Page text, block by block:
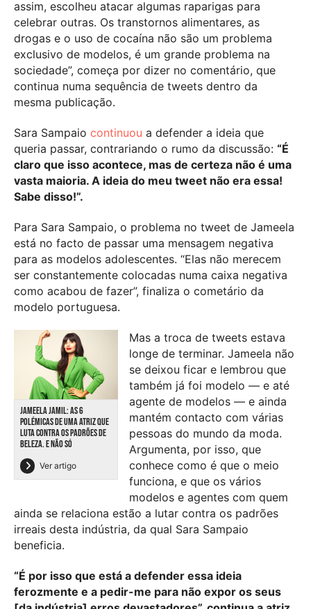
assim, escolheu atacar algumas raparigas para
celebrar outras. Os transtornos alimentares, as
drogas e o uso de cocaína não são um problema
exclusivo de modelos, é um grande problema na
sociedade”, começa por dizer no comentário, que
continua numa sequência de tweets dentro da
mesma publicação.
Sara Sampaio continuou a defender a ideia que
queria passar, contrariando o rumo da discussão: “É
claro que isso acontece, mas de certeza não é uma
vasta maioria. A ideia do meu tweet não era essa!
Sabe disso!”.
Para Sara Sampaio, o problema no tweet de Jameela
está no facto de passar uma mensagem negativa
para as modelos adolescentes. “Elas não merecem
ser constantemente colocadas numa caixa negativa
como acabou de fazer”, finaliza o cometário da
modelo portuguesa.
JAMEELA JAMIL: AS 6
POLÉMICAS DE UMA ATRIZ QUE
LUTA CONTRA OS PADRÕES DE
BELEZA. E NÃO SÓ
Ver artigo
Mas a troca de tweets estava
longe de terminar. Jameela não
se deixou ficar e lembrou que
também já foi modelo — e até
agente de modelos — e ainda
mantém contacto com várias
pessoas do mundo da moda.
Argumenta, por isso, que
conhece como é que o meio
funciona, e que os vários
modelos e agentes com quem
ainda se relaciona estão a lutar contra os padrões
irreais desta indústria, da qual Sara Sampaio
beneficia.
“É por isso que está a defender essa ideia
ferozmente e a pedir-me para não expor os seus